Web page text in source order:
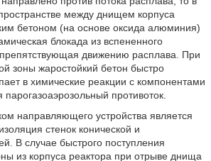
между днищем корпуса
бетоном (на основе оксида алюминия)
блокада из вспененного
движению расплава. При
зоны жаростойкий бетон быстро
в химические реакции с компонентами
противоток.
направляющего устройства является
стенок конической и
В случае быстрого поступления
из корпуса реактора при отрыве днища